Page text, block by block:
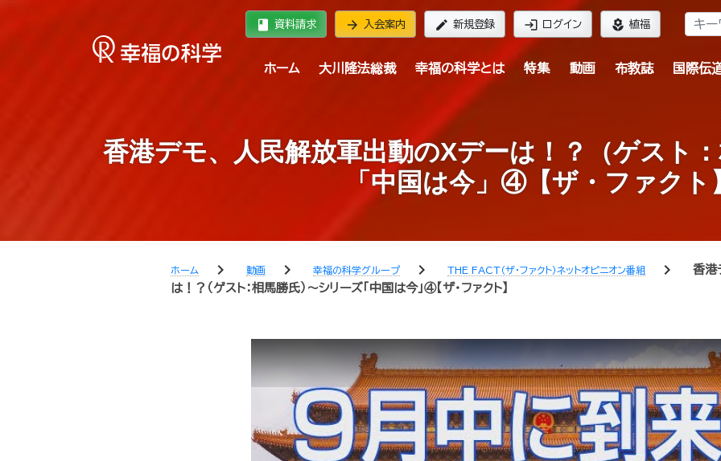
book 資料請求 arrow_forward 入会案内 edit 新規登録 login ログイン local_florist 植福
ホーム 大川隆法総裁 幸福の科学とは 特集 動画 布教誌 国際伝
香港デモ、人民解放軍出動のXデーは！？（ゲスト
「中国は今」④【ザ・ファクト】
ホーム chevron_right 動画 chevron_right 幸福の科学グループ chevron_right THE FACT（ザ・ファクト）ネットオピニオン番組 chevron_right
香港
は！？（ゲスト：相馬勝氏）〜シリーズ「中国は今」④【ザ・ファクト】